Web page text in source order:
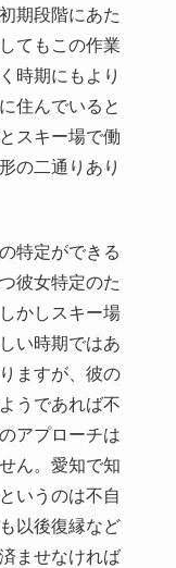
期段階にあた
てもこの作業
時期にもより
住んでいると
スキー場で働
の二通りあり
特定ができる
彼女特定のた
かしスキー場
い時期ではあ
ますが、彼の
うであれば不
アプローチは
ん。愛知で知
いうのは不自
以後復縁など
ませなければ